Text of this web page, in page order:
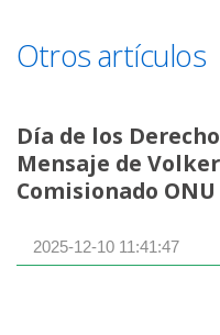
Otros artículos
Día de los
Mensaje de
Comisionado
2025-12-10 11:41:47